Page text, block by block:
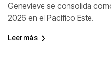
Genevieve se consolida
2026 en el Pacífico Este.
Leer más